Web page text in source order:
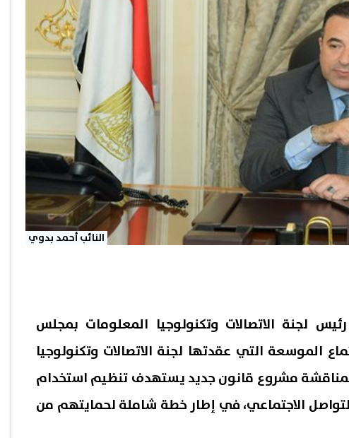
النائب أحمد بدوي
لجنة الاتصالات وتكنولوجيا المعلومات بمجلس
الموسعة التي عقدتها لجنة الاتصالات وتكنولوجيا
مشروع قانون جديد يستهدف تنظيم استخدام
الاجتماعي، في إطار خطة شاملة لحمايتهم من